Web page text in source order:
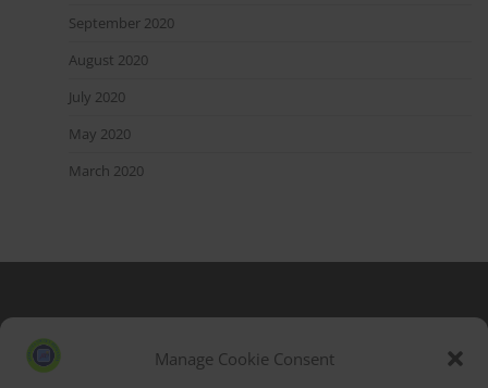
Manage Cookie Consent
September 2020
August 2020
July 2020
May 2020
March 2020